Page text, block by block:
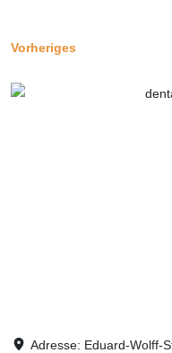
Vorheriges
Adresse: Eduard-Wolff-